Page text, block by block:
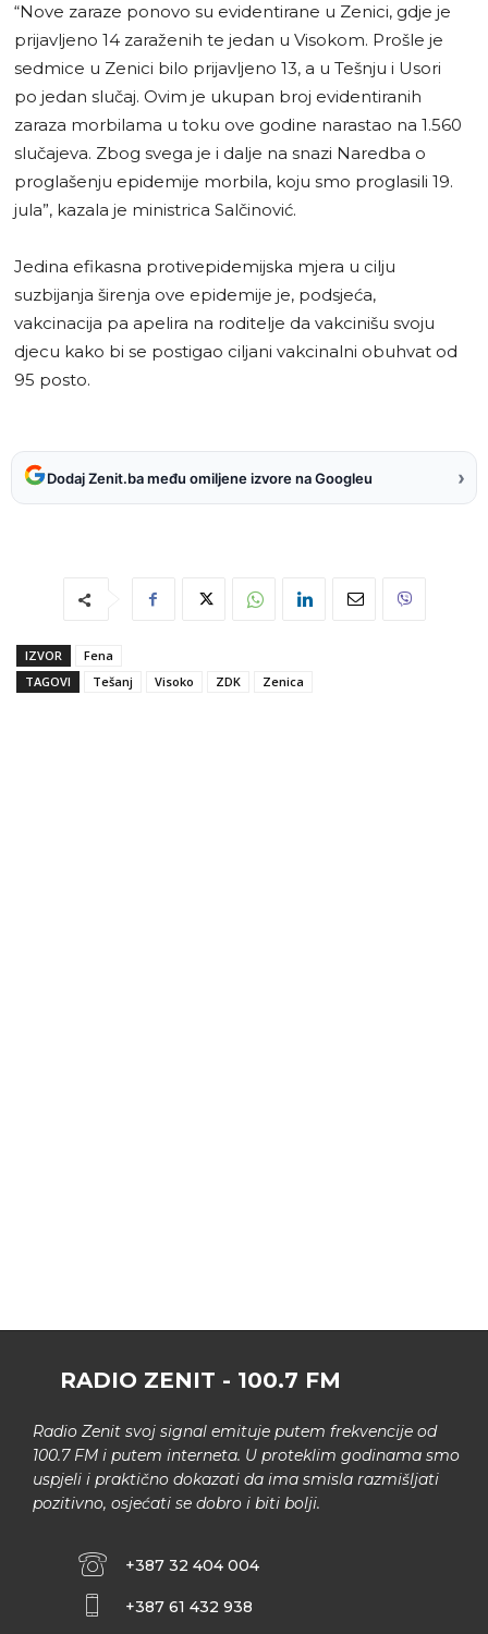
“Nove zaraze ponovo su evidentirane u Zenici, gdje je
prijavljeno 14 zaraženih te jedan u Visokom. Prošle je
sedmice u Zenici bilo prijavljeno 13, a u Tešnju i Usori
po jedan slučaj. Ovim je ukupan broj evidentiranih
zaraza morbilama u toku ove godine narastao na 1.560
slučajeva. Zbog svega je i dalje na snazi Naredba o
proglašenju epidemije morbila, koju smo proglasili 19.
jula”, kazala je ministrica Salčinović.
Jedina efikasna protivepidemijska mjera u cilju
suzbijanja širenja ove epidemije je, podsjeća,
vakcinacija pa apelira na roditelje da vakcinišu svoju
djecu kako bi se postigao ciljani vakcinalni obuhvat od
95 posto.
Dodaj Zenit.ba među omiljene izvore na Googleu ›
IZVOR
Fena
TAGOVI
Tešanj Visoko ZDK Zenica
RADIO ZENIT - 100.7 FM
Radio Zenit svoj signal emituje putem frekvencije od
100.7 FM i putem interneta. U proteklim godinama smo
uspjeli i praktično dokazati da ima smisla razmišljati
pozitivno, osjećati se dobro i biti bolji.
+387 32 404 004
+387 61 432 938